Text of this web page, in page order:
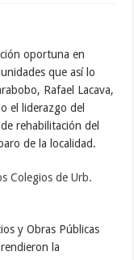
oportuna en
que así lo
Rafael Lacava,
el liderazgo del
rehabilitación del
de la localidad.
y Obras Públicas
la